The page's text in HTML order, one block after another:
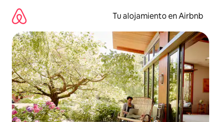
contenido
Tu alojamiento en Airbnb